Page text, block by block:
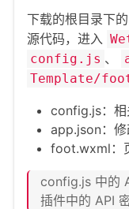
下载的根目录下的
源代码，进入
config.js 、
Template/
config.js：相
app.json：
foot.wxml：
config.js 中的
插件中的 API